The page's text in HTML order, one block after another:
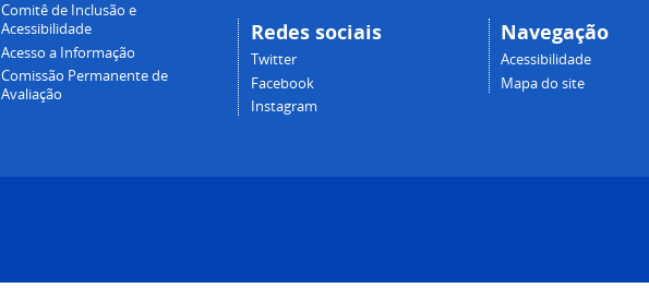
Comitê de Inclusão e
Acessibilidade
Acesso a Informação
Comissão Permanente de
Avaliação
Redes sociais
Twitter
Facebook
Instagram
Navegação
Acessibilidade
Mapa do site